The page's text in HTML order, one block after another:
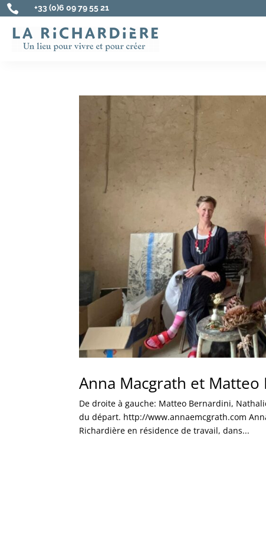
 +33 (0)6 09 79 55 21
Anna Macgrath et
De droite à gauche: Matteo Bernardini,
du départ. http://www.annaemcgrath.com
Richardière en résidence de travail, dans...